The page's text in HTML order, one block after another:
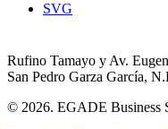
SVG
Rufino Tamayo y Av.
San Pedro Garza García,
© 2026. EGADE Business